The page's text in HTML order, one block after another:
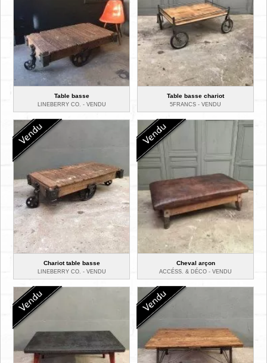
Table basse
LINEBERRY CO. - VENDU
Table basse chariot
5FRANCS - VENDU
Chariot table basse
LINEBERRY CO. - VENDU
Cheval arçon
ACCÉSS. & DÉCO - VENDU